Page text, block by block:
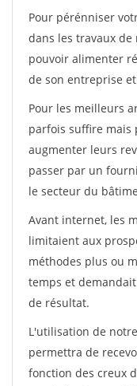
Pour pérénniser
dans les travaux
pouvoir alimenter
de son entreprise
Pour les meilleurs
parfois suffire mais
augmenter leurs
passer par un
le secteur du
Avant internet, les
limitaient aux
méthodes plus ou
temps et
de résultat.
L'utilisation de
permettra de
fonction des creux